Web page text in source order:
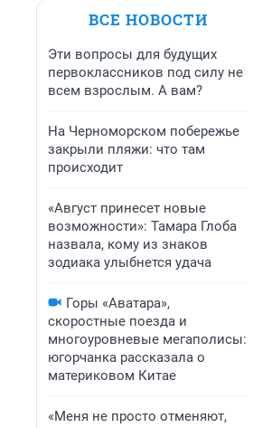
ВСЕ НОВОСТИ
Эти вопросы для будущих
первоклассников под силу не
всем взрослым. А вам?
На Черноморском побережье
закрыли пляжи: что там
происходит
«Август принесет новые
возможности»: Тамара Глоба
назвала, кому из знаков
зодиака улыбнется удача
Горы «Аватара»,
скоростные поезда и
многоуровневые мегаполисы:
югорчанка рассказала о
материковом Китае
«Меня не просто отменяют,